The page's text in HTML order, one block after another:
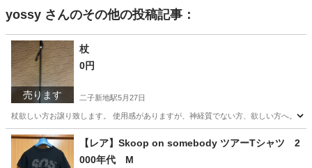
yossy さんのその他の投稿記事：
売ります
杖
0円
二子新地駅5月27日
杖欲しい方お譲り致します。 使用感がありますが、神経質でない方、欲しい方へ。
神奈川 川崎市 二子新地駅
【レア】Skoop on somebody ツアーTシャツ 2
000年代 M